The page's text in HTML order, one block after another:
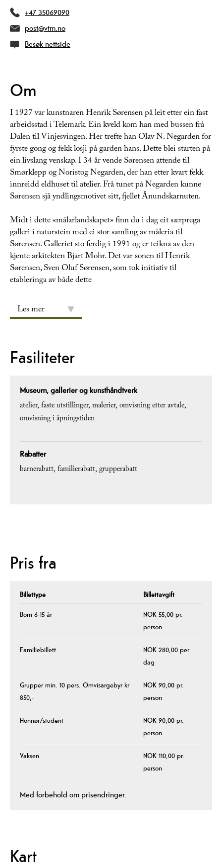
+47 35069090
post@vtm.no
Besøk nettside
Om
I 1927 var kunstnaren Henrik Sørensen på leit etter ein fast
arbeidsstad i Telemark. Ein kveld kom han med bussen frå
Dalen til Vinjesvingen. Her trefte han Olav N. Negarden for
fyrste gong og fekk losji på garden hans. Dette blei starten på
ein livslang venskap. I 34 år vende Sørensen attende til
Smørklepp og Noristog Negarden, der han etter kvart fekk
innreidd eldhuset til atelier. Frå tunet på Negarden kunne
Sørensen sjå yndlingsmotivet sitt, fjellet Ånundskarnuten.
Midt i dette «målarlandskapet» finn du i dag eit særprega
galleri i naturstein med ei stor samling av måleria til
Sørensen. Galleriet sto ferdig i 1991 og er teikna av den
kjente arkitekten Bjart Mohr. Det var sonen til Henrik
Sørensen, Sven Oluf Sørensen, som tok initiativ til
etableringa av både dette
Les mer
Fasiliteter
Museum, gallerier og kunsthåndtverk
atelier faste utstillinger malerier omvisning etter avtale
omvisning i åpningstiden
Rabatter
barnerabatt familierabatt grupperabatt
Pris fra
Billettype Billettavgift
Born 6-15 år
NOK 55,00 pr.
person
Familiebillett
NOK 280,00 per
dag
Grupper min. 10 pers. Omvisargebyr kr
850,-
NOK 90,00 pr.
person
Honnør/student
NOK 90,00 pr.
person
Vaksen
NOK 110,00 pr.
person
Med forbehold om prisendringer.
Kart